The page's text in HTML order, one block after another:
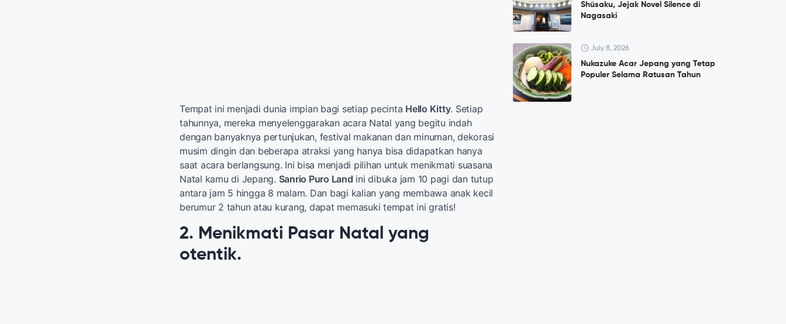
Tempat ini menjadi dunia impian bagi setiap pecinta Hello Kitty. Setiap
tahunnya, mereka menyelenggarakan acara Natal yang begitu indah
dengan banyaknya pertunjukan, festival makanan dan minuman, dekorasi
musim dingin dan beberapa atraksi yang hanya bisa didapatkan hanya
saat acara berlangsung. Ini bisa menjadi pilihan untuk menikmati suasana
Natal kamu di Jepang. Sanrio Puro Land ini dibuka jam 10 pagi dan tutup
antara jam 5 hingga 8 malam. Dan bagi kalian yang membawa anak kecil
berumur 2 tahun atau kurang, dapat memasuki tempat ini gratis!
2. Menikmati Pasar Natal yang
otentik.
Shūsaku, Jejak Novel Silence di
Nagasaki
July 8, 2026
Nukazuke Acar Jepang yang Tetap
Populer Selama Ratusan Tahun